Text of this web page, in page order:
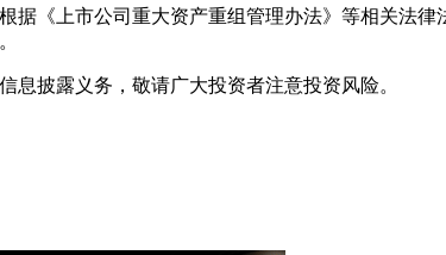
上市公司重大资产重组管理办法》等相关法律
披露义务，敬请广大投资者注意投资风险。